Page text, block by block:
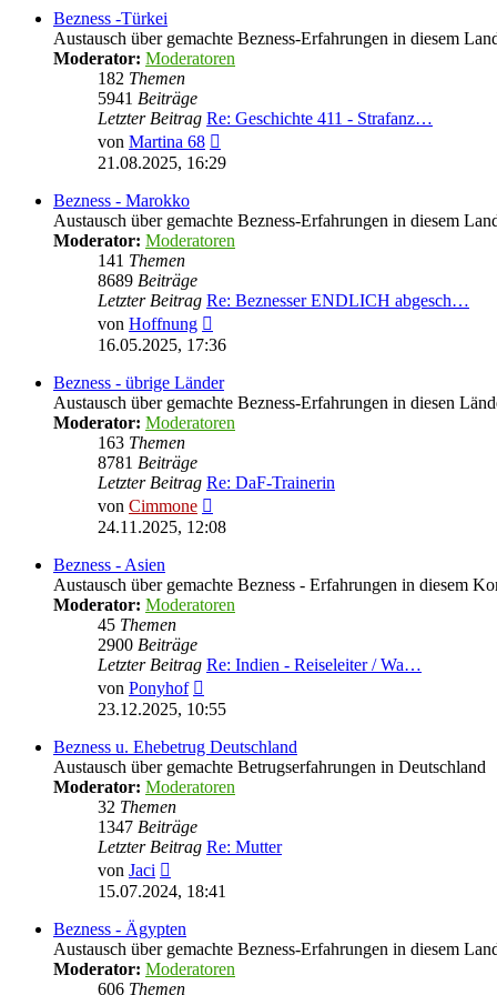
Bezness -Türkei
Austausch über gemachte Bezness-Erfahrungen in diesem
Moderator: Moderatoren
182 Themen
5941 Beiträge
Letzter Beitrag Re: Geschichte 411 - Strafanz…
von Martina 68
Beitrag
21.08.2025, 16:29
Bezness - Marokko
Austausch über gemachte Bezness-Erfahrungen in diesem
Moderator: Moderatoren
141 Themen
8689 Beiträge
Letzter Beitrag Re: Beznesser ENDLICH abgesch…
von Hoffnung
Beitrag
16.05.2025, 17:36
Bezness - übrige Länder
Austausch über gemachte Bezness-Erfahrungen in diesen
Moderator: Moderatoren
163 Themen
8781 Beiträge
Letzter Beitrag Re: DaF-Trainerin
von Cimmone
Beitrag
24.11.2025, 12:08
Bezness - Asien
Austausch über gemachte Bezness - Erfahrungen in diesem
Moderator: Moderatoren
45 Themen
2900 Beiträge
Letzter Beitrag Re: Indien - Reiseleiter / Wa…
von Ponyhof
Beitrag
23.12.2025, 10:55
Bezness u. Ehebetrug Deutschland
Austausch über gemachte Betrugserfahrungen in Deutschland
Moderator: Moderatoren
32 Themen
1347 Beiträge
Letzter Beitrag Re: Mutter
von Jaci
Beitrag
15.07.2024, 18:41
Bezness - Ägypten
Austausch über gemachte Bezness-Erfahrungen in diesem
Moderator: Moderatoren
606 Themen